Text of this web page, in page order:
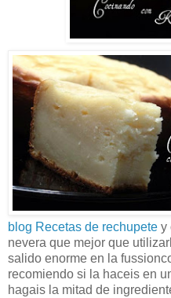
blog Recetas de rechupete y
nevera que mejor que
salido enorme en la
recomiendo si la haceis en
hagais la mitad de